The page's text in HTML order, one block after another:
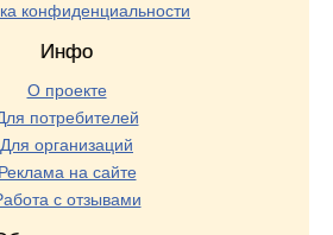
конфиденциальности
Инфо
О проекте
потребителей
Для организаций
Реклама на сайте
с отзывами